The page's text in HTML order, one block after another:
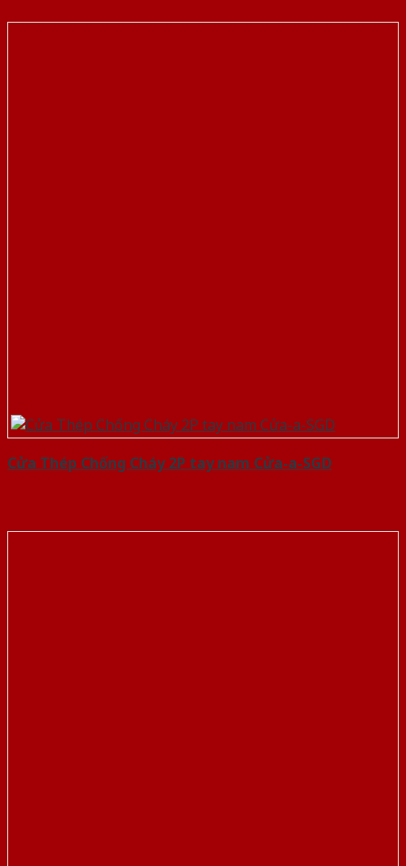
Cửa Thép Chống Cháy 2P tay nam Cửa-a-SGD